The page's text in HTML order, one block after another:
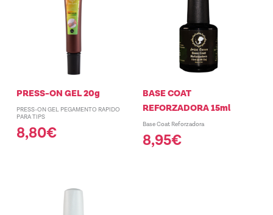
PRESS-ON GEL 20g
PRESS-ON GEL PEGAMENTO RAPIDO
PARA TIPS
8,80€
BASE COAT
REFORZADORA 15ml
Base Coat Reforzadora
8,95€